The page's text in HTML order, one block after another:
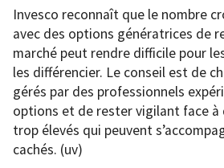
Invesco reconnaît que le nombre
avec des options génératrices de
marché peut rendre difficile pour
les différencier. Le conseil est de
gérés par des professionnels
options et de rester vigilant face à
trop élevés qui peuvent
cachés. (uv)